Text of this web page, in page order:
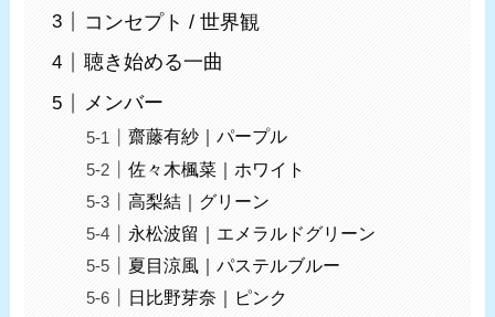
コンセプト / 世界観
聴き始める一曲
メンバー
齋藤有紗｜パープル
佐々木楓菜｜ホワイト
高梨結｜グリーン
永松波留｜エメラルドグリーン
夏目涼風｜パステルブルー
日比野芽奈｜ピンク